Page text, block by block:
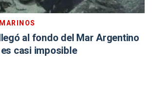
al fondo del Mar Argentino
casi imposible